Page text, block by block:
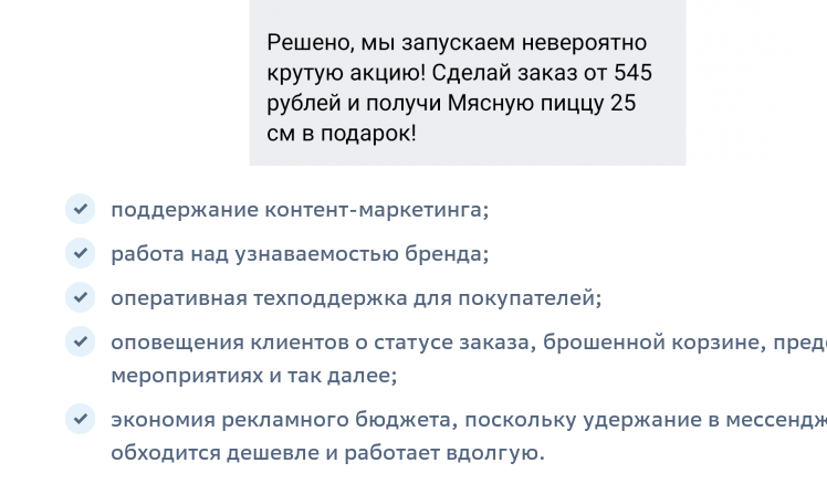
поддержание контент-маркетинга;
работа над узнаваемостью бренда;
оперативная техподдержка для покупателей;
оповещения клиентов о статусе заказа, брошенной корзине,
мероприятиях и так далее;
экономия рекламного бюджета, поскольку удержание в
обходится дешевле и работает вдолгую.